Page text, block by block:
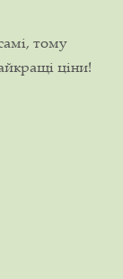
тому
ціни!